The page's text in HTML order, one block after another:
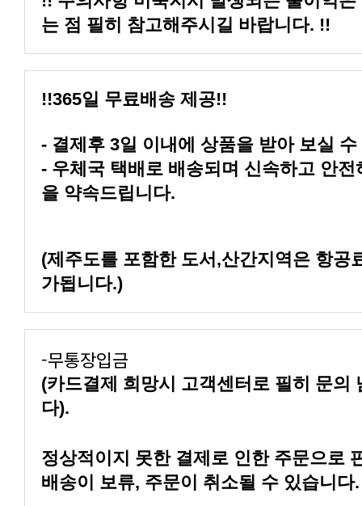
는 점 필히 참고해주시길 바랍니다. !!
!!365일 무료배송 제공!!
- 결제후 3일 이내에 상품을 받아 보실
을 약속드립니다.
가됩니다.)
-무통장입금
다).
배송이 보류, 주문이 취소될 수 있습니다.